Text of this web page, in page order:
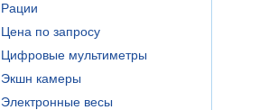
Рации
Цена по запросу
Цифровые мультиметры
Экшн камеры
Электронные весы